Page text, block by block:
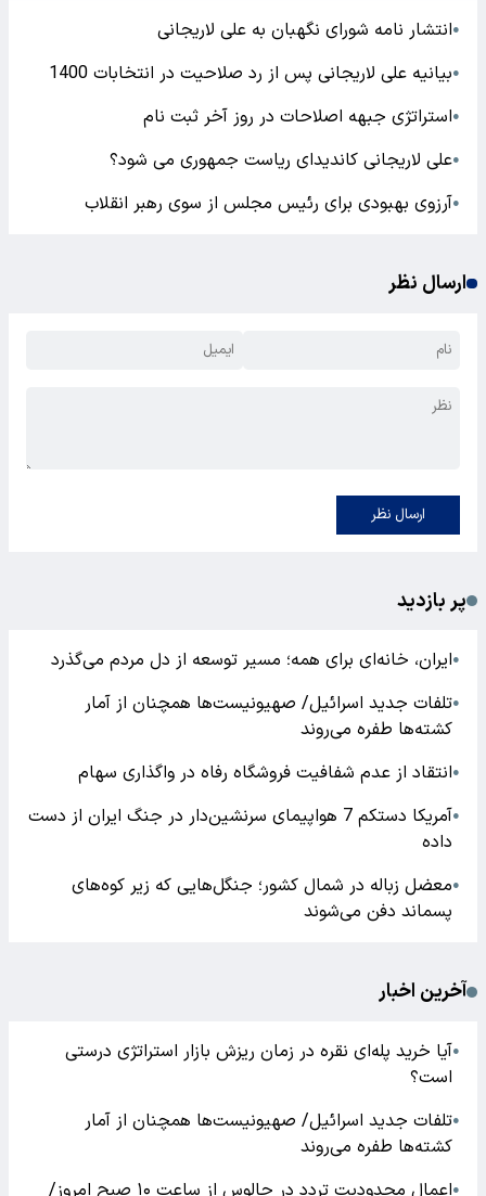
●انتشار نامه شورای نگهبان به علی لاریجانی
●بیانیه علی لاریجانی پس از رد صلاحیت در انتخابات 1400
●استراتژی جبهه اصلاحات در روز آخر ثبت نام
●علی لاریجانی کاندیدای ریاست جمهوری می شود؟
●آرزوی بهبودی برای رئیس مجلس از سوی رهبر انقلاب
ارسال نظر
ارسال نظر
پر بازدید
●ایران، خانه‌ای برای همه؛ مسیر توسعه از دل مردم می‌گذرد
●تلفات جدید اسرائیل/ صهیونیست‌ها همچنان از آمار
کشته‌ها طفره می‌روند
●انتقاد از عدم شفافیت فروشگاه رفاه در واگذاری سهام
●
آمریکا دستکم 7 هواپیمای سرنشین‌دار در جنگ ایران از دست
داده
●معضل زباله در شمال کشور؛ جنگل‌هایی که زیر کوه‌های
پسماند دفن می‌شوند
آخرین اخبار
●آیا خرید پله‌ای نقره در زمان ریزش بازار استراتژی درستی
است؟
●تلفات جدید اسرائیل/ صهیونیست‌ها همچنان از آمار
کشته‌ها طفره می‌روند
● اعمال محدودیت تردد در چالوس از ساعت ۱۰ صبح امروز/